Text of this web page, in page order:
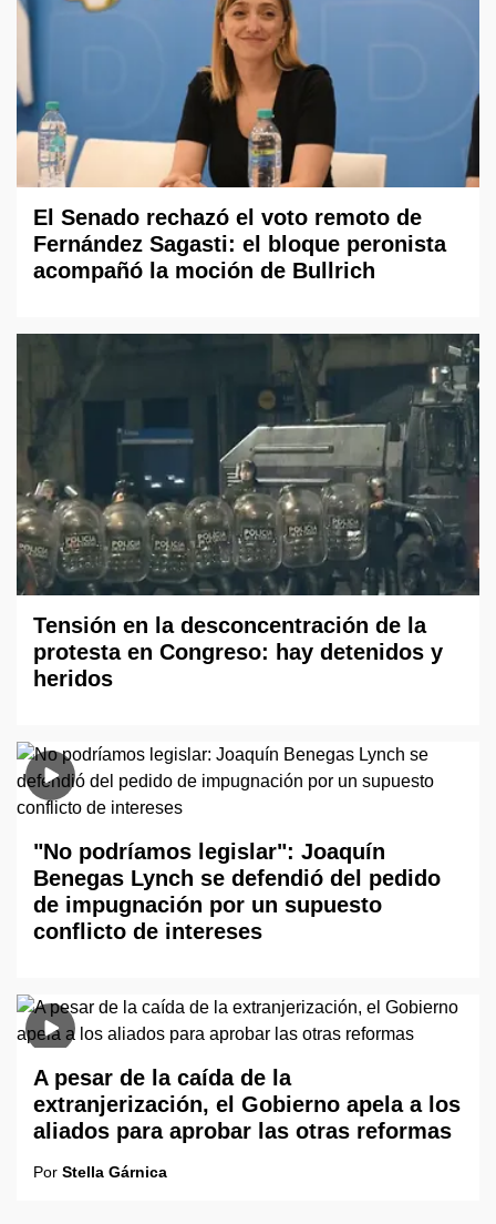
El Senado rechazó el voto remoto de
Fernández Sagasti: el bloque peronista
acompañó la moción de Bullrich
Tensión en la desconcentración de la
protesta en Congreso: hay detenidos y
heridos
"No podríamos legislar": Joaquín
Benegas Lynch se defendió del pedido
de impugnación por un supuesto
conflicto de intereses
A pesar de la caída de la
extranjerización, el Gobierno apela a los
aliados para aprobar las otras reformas
Por Stella Gárnica